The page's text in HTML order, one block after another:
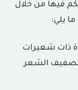
فيها من خلال
يلي:
ذات شعيرات
الشعر